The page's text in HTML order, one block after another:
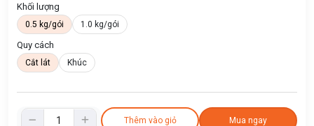
Khối lượng
0.5 kg/gói 1.0 kg/gói
Quy cách
Cắt lát Khúc
Thêm vào giỏ Mua ngay